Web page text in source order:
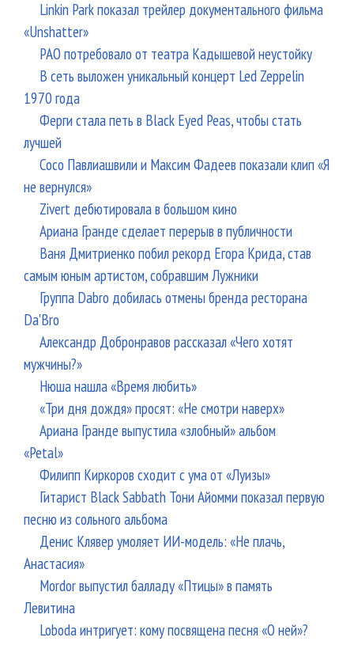
Linkin Park показал трейлер документального фильма
«Unshatter»
РАО потребовало от театра Кадышевой неустойку
В сеть выложен уникальный концерт Led Zeppelin
1970 года
Ферги стала петь в Black Eyed Peas, чтобы стать
лучшей
Сосо Павлиашвили и Максим Фадеев показали клип «Я
не вернулся»
Zivert дебютировала в большом кино
Ариана Гранде сделает перерыв в публичности
Ваня Дмитриенко побил рекорд Егора Крида, став
самым юным артистом, собравшим Лужники
Группа Dabro добилась отмены бренда ресторана
Da'Bro
Александр Добронравов рассказал «Чего хотят
мужчины?»
Нюша нашла «Время любить»
«Три дня дождя» просят: «Не смотри наверх»
Ариана Гранде выпустила «злобный» альбом
«Petal»
Филипп Киркоров сходит с ума от «Луизы»
Гитарист Black Sabbath Тони Айомми показал первую
песню из сольного альбома
Денис Клявер умоляет ИИ-модель: «Не плачь,
Анастасия»
Mordor выпустил балладу «Птицы» в память
Левитина
Loboda интригует: кому посвящена песня «О ней»?